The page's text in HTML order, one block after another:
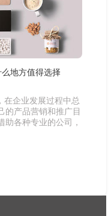
地方值得选择
企业发展过程中总
的产品营销和推广目
助各种专业的公司，